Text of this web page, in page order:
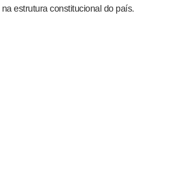
estrutura constitucional do país.